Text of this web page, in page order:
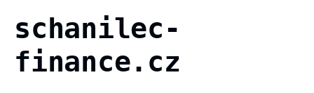
schanilec-
finance.cz